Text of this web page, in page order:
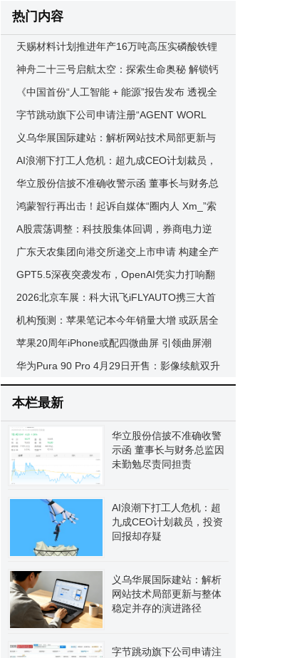
热门内容
天赐材料计划推进年产16万吨高压实磷酸铁锂
项目，前期工作启动总投资或达21亿
神舟二十三号启航太空：探索生命奥秘 解锁钙
钛矿电池空间应用新篇
《中国首份“人工智能 + 能源”报告发布 透视全
球及国内产业新走向》
字节跳动旗下公司申请注册“AGENT WORL
D”商标，AI生态功能受关注
义乌华展国际建站：解析网站技术局部更新与
整体稳定并存的演进路径
AI浪潮下打工人危机：超九成CEO计划裁员，
投资回报却存疑
华立股份信披不准确收警示函 董事长与财务总
监因未勤勉尽责同担责
鸿蒙智行再出击！起诉自媒体“圈内人 Xm_”索
赔200万捍卫品牌声誉
A股震荡调整：科技股集体回调，券商电力逆
市走强，后市如何布局？
广东天农集团向港交所递交上市申请 构建全产
业链运营体系谋发展
GPT5.5深夜突袭发布，OpenAI凭实力打响翻
身漂亮仗
2026北京车展：科大讯飞iFLYAUTO携三大首
发登场，引领汽车智能体验革新潮
机构预测：苹果笔记本今年销量大增 或跃居全
球第三大厂商
苹果20周年iPhone或配四微曲屏 引领曲屏潮
流 安卓阵营也将跟进
华为Pura 90 Pro 4月29日开售：影像续航双升
级，多版本配色任选
本栏最新
华立股份信披不准确收警
示函 董事长与财务总监因
未勤勉尽责同担责
AI浪潮下打工人危机：超
九成CEO计划裁员，投资
回报却存疑
义乌华展国际建站：解析
网站技术局部更新与整体
稳定并存的演进路径
字节跳动旗下公司申请注